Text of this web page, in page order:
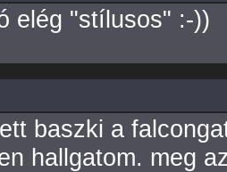
elég "stílusos" :-))
baszki a
hallgatom. meg